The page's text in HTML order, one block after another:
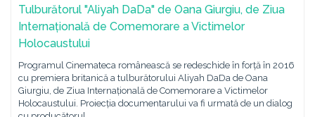
Tulburătorul "Aliyah DaDa" de Oana Giurgiu, de Ziua
Internațională de Comemorare a Victimelor
Holocaustului
Programul Cinemateca românească se redeschide în forță în 2016
cu premiera britanică a tulburătorului Aliyah DaDa de Oana
Giurgiu, de Ziua Internațională de Comemorare a Victimelor
Holocaustului. Proiecția documentarului va fi urmată de un dialog